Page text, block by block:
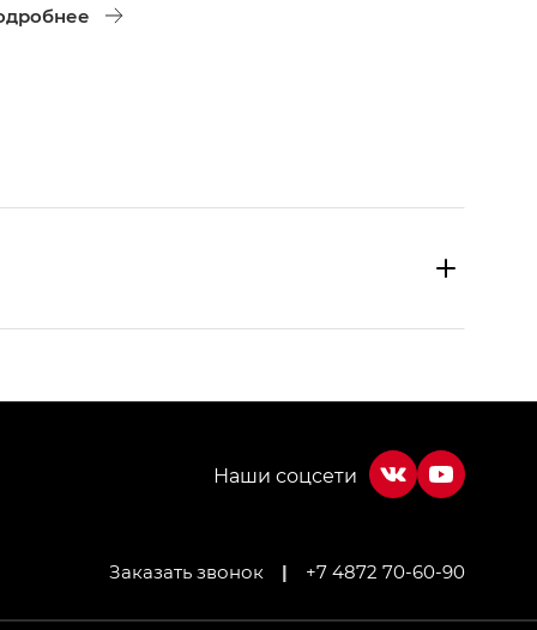
Заказать звонок | +7 4872 70-60-90